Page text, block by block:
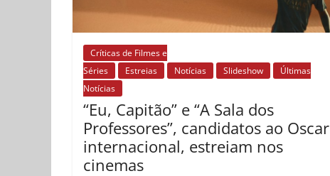
Críticas de Filmes e
Séries
Estreias Notícias Slideshow
Últimas
Notícias
“Eu, Capitão” e “A Sala dos
Professores”, candidatos ao Oscar
internacional, estreiam nos
cinemas